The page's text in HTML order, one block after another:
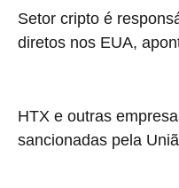
Setor cripto é
diretos nos EUA,
HTX e outras
sancionadas pela